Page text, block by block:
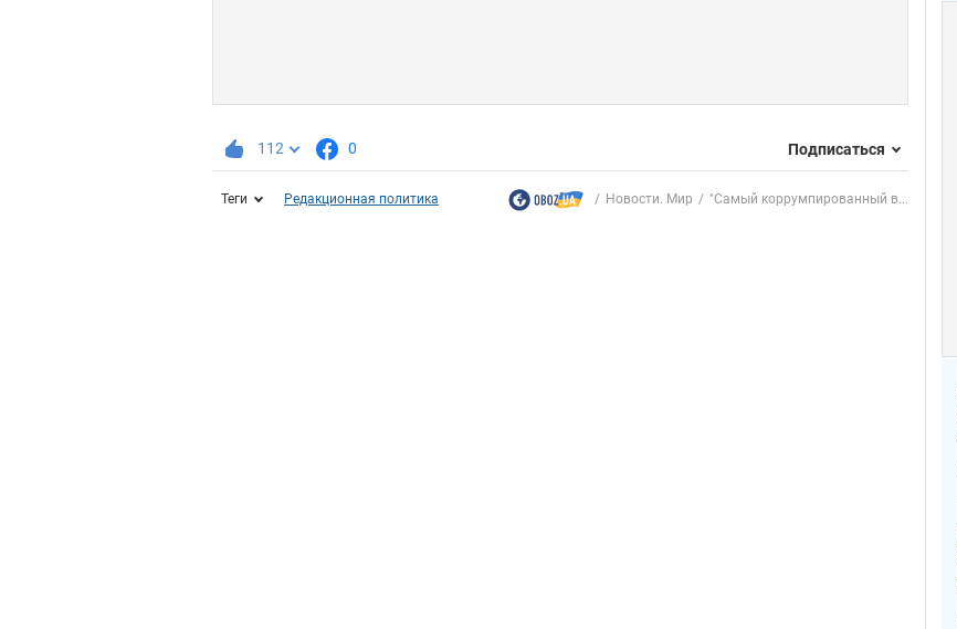
112 0 Подписаться
Теги Редакционная политика Новости. Мир "Самый коррумпированный в...